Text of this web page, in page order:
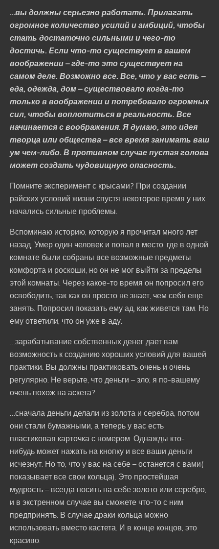
…вы должны серьезно работать. Прилагать
огромное количество усилий и амбиций, чтобы
стать достаточно сильными и чего-то
достичь. Если что-то существует в вашем
воображении – где-то это существует на
самом деле. Возможно все. Все, что у вас есть –
еда, одежда, дом – существовало когда-то
только в воображении и потребовало огромных
сил, чтобы воплотиться в реальность. Все
начинается с воображения. Я думаю, это идея
творца или общества – все время занимать ваш
ум чем-либо. В противном случае пустая голова
может создать чудовищную опасность.
Помните эксперимент с крысами? При создании
райских условий жизни спустя некоторое время у них
начались сильные проблемы.
Вспоминаю историю, которую я прочитал много лет
назад. Умер один человек и попал в место, где в одной
комнате были собраны все возможные предметы
комфорта и роскоши, но он не мог выйти за пределы
этой комнаты. Через какое-то время он попросил его
освободить, так как он просто не знает, чем себя еще
занять. Попросил показать ему ад, как живется там. Но
ему ответили, что он уже в аду.
…зарабатывание собственных денег дает вам
возможность к созданию хороших условий для вашей
практики. Вы должны практиковать очень и очень
регулярно. Не верьте, что деньги – зло; я по-вашему
очень похож на аскета?
…сначала деньги делали из золота и серебра, потом
они стали бумажными, а теперь у вас есть
пластиковая карточка с номером. Однажды кто-
нибудь может нажать на кнопку и все ваши деньги
исчезнут. Но то, что у вас на себе – останется с вами(
показывает все свои кольца). Это простейшая
мудрость – всегда носить на себе золото или серебро,
и в экстренном случае вы сможете что-то с ним
предпринять. В случае драки кольца можно
использовать вместо кастета. И в конце концов, это
красиво.